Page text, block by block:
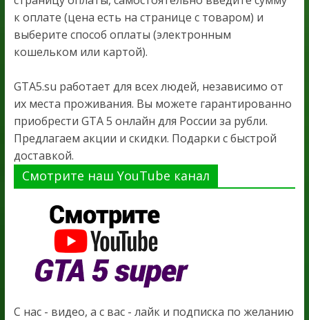
к оплате (цена есть на странице с товаром) и
выберите способ оплаты (электронным
кошельком или картой).
GTA5.su работает для всех людей, независимо от
их места проживания. Вы можете гарантированно
приобрести GTA 5 онлайн для России за рубли.
Предлагаем акции и скидки. Подарки с быстрой
доставкой.
Смотрите наш YouTube канал
С нас - видео, а с вас - лайк и подписка по желанию